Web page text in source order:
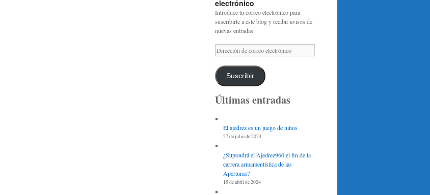
electrónico
Introduce tu correo electrónico para
suscribirte a este blog y recibir avisos de
nuevas entradas.
Dirección
de
correo
electrónico
Suscribir
Últimas entradas
El ajedrez es un juego de niños
27 de julio de 2024
¿Supondrá el Ajedrez960 el fin de la
carrera armamentística de las
Aperturas?
15 de abril de 2024